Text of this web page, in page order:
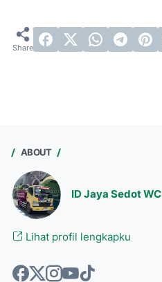
ABOUT
ID Jaya Sedot WC
Lihat profil lengkapku